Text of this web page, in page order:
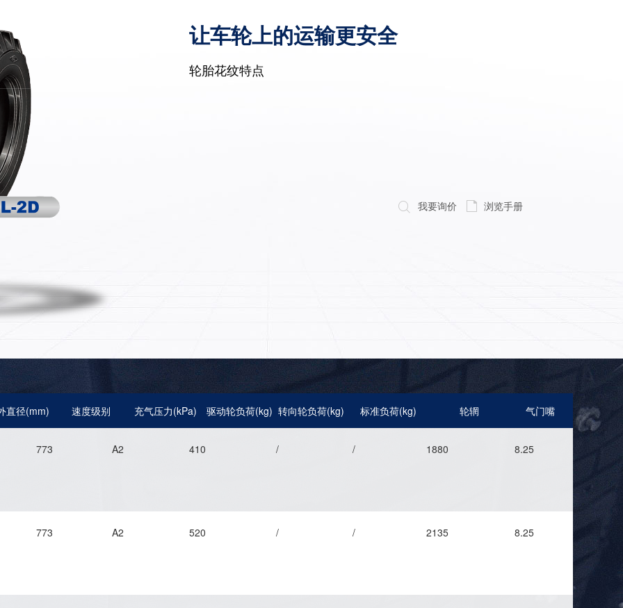
让车轮上的运输更安全
轮胎花纹特点
 我要询价 浏览手册
直径(mm) 速度级别 充气压力(kPa) 驱动轮负荷(kg) 转向轮负荷(kg) 标准负荷(kg) 轮辋 气门嘴
773 A2 410 / / 1880 8.25
773 A2 520 / / 2135 8.25